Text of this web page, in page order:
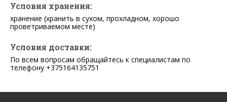
Условия хранения:
хранение (хранить в сухом, прохладном, хорошо
проветриваемом месте)
Условия доставки:
По всем вопросам обращайтесь к специалистам по
телефону +375164135751